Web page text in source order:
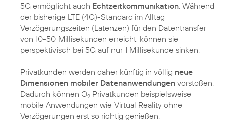
5G ermöglicht auch Echtzeitkommunikation: Während
der bisherige LTE (4G)-Standard im Alltag
Verzögerungszeiten (Latenzen) für den Datentransfer
von 10-50 Millisekunden erreicht, können sie
perspektivisch bei 5G auf nur 1 Millisekunde sinken.
Privatkunden werden daher künftig in völlig neue
Dimensionen mobiler Datenanwendungen vorstoßen.
Dadurch können O2 Privatkunden beispielsweise
mobile Anwendungen wie Virtual Reality ohne
Verzögerungen erst so richtig genießen.